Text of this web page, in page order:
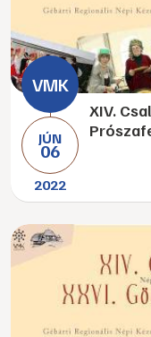
JÚN
06
2022
XIV.